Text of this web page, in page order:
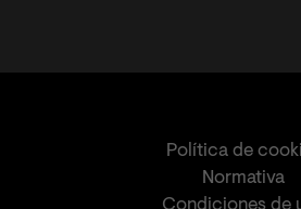
Política de
Normativa
Condiciones de